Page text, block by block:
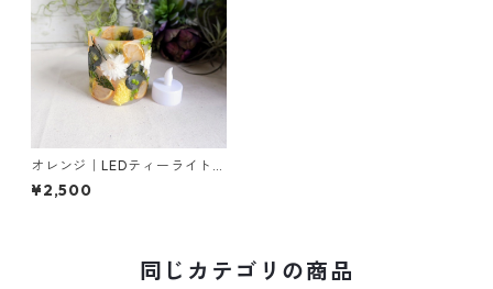
オレンジ｜LEDティーライト専
用ボタニカルキャンドルホル
ダー
¥2,500
同じカテゴリの商品